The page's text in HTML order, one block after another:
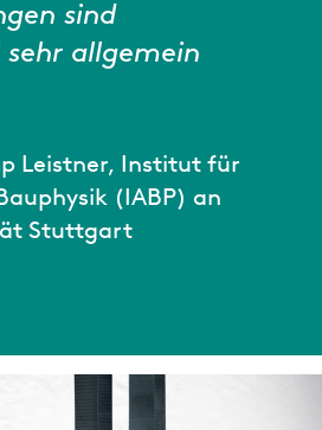
sind
allgemein
Leistner, Institut für
(IABP) an
Stuttgart